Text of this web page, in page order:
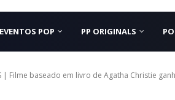
EVENTOS POP PP ORIGINALS
| Filme baseado em livro de Agatha Christie